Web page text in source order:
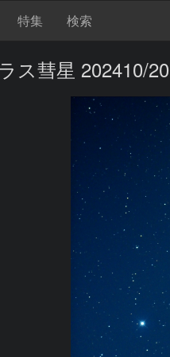
特集 検索
ス彗星 202410/20